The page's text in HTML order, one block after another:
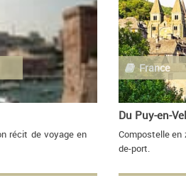
récit de voyage en
France
Compostelle en
de-port.